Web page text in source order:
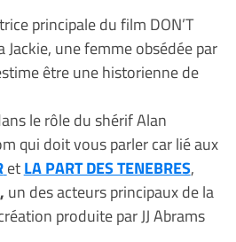
principale du film DON’T
Jackie, une femme obsédée par
être une historienne de
le rôle du shérif Alan
qui doit vous parler car lié aux
etLA PART DES TENEBRES,
un des acteurs principaux de la
produite par JJ Abrams